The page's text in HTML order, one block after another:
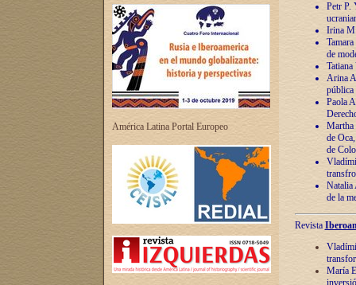
América Latina Portal Europeo
Petr P.
Irina
de
Arina
pública
Paola
Martha
de
de
Natalia
de la
Revista
María